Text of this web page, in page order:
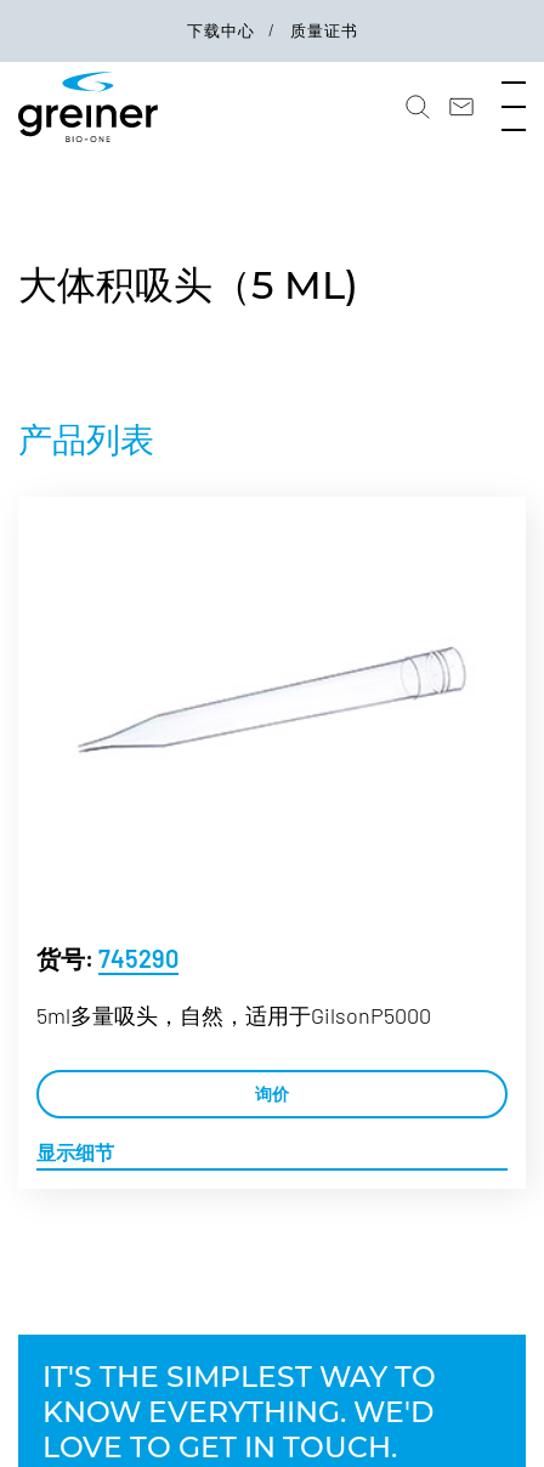
下载中心 质量证书
大体积吸头（5 ML)
产品列表
货号: 745290
5ml多量吸头，自然，适用于GilsonP5000
询价
显示细节
IT'S THE SIMPLEST WAY TO
KNOW EVERYTHING. WE'D
LOVE TO GET IN TOUCH.